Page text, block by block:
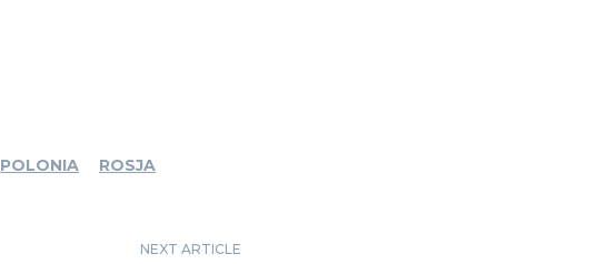
POLONIA ROSJA
NEXT ARTICLE